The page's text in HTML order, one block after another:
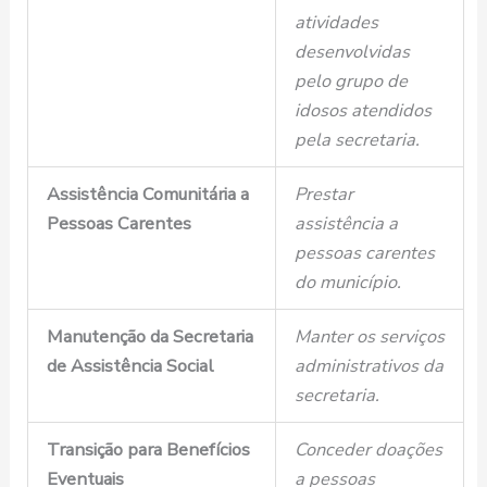
atividades
desenvolvidas
pelo grupo de
idosos atendidos
pela secretaria.
Assistência Comunitária a
Pessoas Carentes
Prestar
assistência a
pessoas carentes
do município.
Manutenção da Secretaria
de Assistência Social
Manter os serviços
administrativos da
secretaria.
Transição para Benefícios
Eventuais
Conceder doações
a pessoas